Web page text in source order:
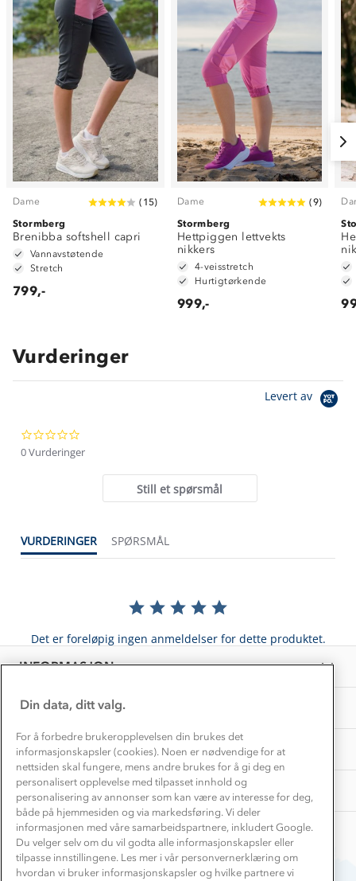
Dame ( 15)
Stormberg
Brenibba softshell capri
Vannavstøtende
Stretch
799,-
Dame (9)
Stormberg
Hettpiggen lettvekts
nikkers
4-veisstretch
Hurtigtørkende
999,-
Vurderinger
Levert av
star
0 Vurderinger
Still et spørsmål
VURDERINGER SPØRSMÅL
Det er foreløpig ingen anmeldelser for dette produktet.
INFORMASJON
Kundeservice
Kundeklubb
Bedrift, barnehage og SFO
Presse
OM OSS
Klima og miljø
1% til samfunnet
Samarbeide med oss?
TIPS OG RÅD
Trelagsprinsippet barn
Alt du trenger til Norgesferien
Gravidklær
Vask og vedlikehold
EL-retur
Store størrelser
Turmat oppskrifter
Beredskap
AKTIVITETER
Få turinspirasjon og tips her⛰
Overnatte utendørs⛺
Leirskole 🥾
Barnehageansatt
Tips til hyttetur
Din data, ditt valg.
For å forbedre brukeropplevelsen din brukes det
informasjonskapsler (cookies). Noen er nødvendige for at
nettsiden skal fungere, mens andre brukes for å gi deg en
personalisert opplevelse med tilpasset innhold og
personalisering av annonser som kan være av interesse for deg,
både på hjemmesiden og via markedsføring. Vi deler
informasjonen med våre samarbeidspartnere, inkludert Google.
Du velger selv om du vil godta alle informasjonskapsler eller
tilpasse innstillingene. Les mer i vår personvernerklæring om
hvordan vi bruker informasjonskapsler og hvilke partnere vi